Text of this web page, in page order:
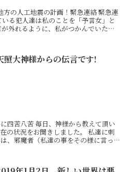
方の人工地震の計画！緊急連絡 緊急連
る犯人達は私のことを「予言女」と
外れるように、私がつかんでいた場
照大神様からの伝言です!
四苦八苦 毎日、神様から教えて頂い
の状況をお聞きしました。 私達に刺
、邪魔者（私達の事をその様に言って